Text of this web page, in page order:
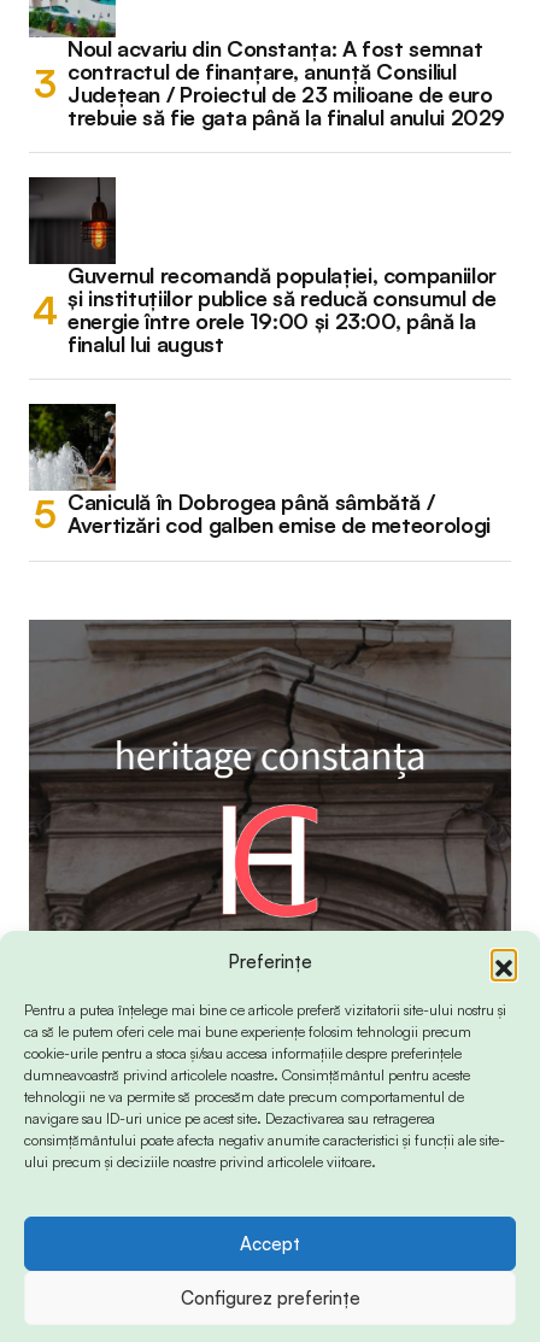
Preferințe
Pentru a putea înțelege mai bine ce articole preferă vizitatorii site-ului nostru și
ca să le putem oferi cele mai bune experiențe folosim tehnologii precum
cookie-urile pentru a stoca și/sau accesa informațiile despre preferințele
dumneavoastră privind articolele noastre. Consimțământul pentru aceste
tehnologii ne va permite să procesăm date precum comportamentul de
navigare sau ID-uri unice pe acest site. Dezactivarea sau retragerea
consimțământului poate afecta negativ anumite caracteristici și funcții ale site-
ului precum și deciziile noastre privind articolele viitoare.
Accept
Configurez preferințe
Noul acvariu din Constanța: A fost semnat
contractul de finanțare, anunță Consiliul
Județean / Proiectul de 23 milioane de euro
trebuie să fie gata până la finalul anului 2029
Guvernul recomandă populației, companiilor
și instituțiilor publice să reducă consumul de
energie între orele 19:00 și 23:00, până la
finalul lui august
Caniculă în Dobrogea până sâmbătă /
Avertizări cod galben emise de meteorologi
© 2024 Info-Sud-Est. All Rights Reserved.